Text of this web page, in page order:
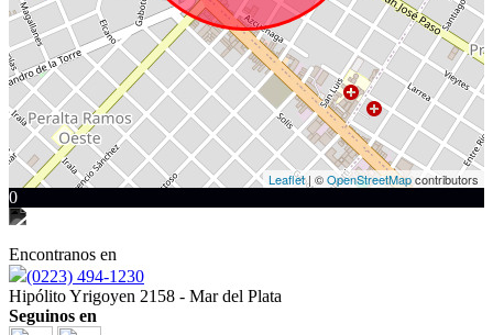
Leaflet| ©OpenStreetMapcontributors
0
Encontranos en
(0223) 494-1230
Hipólito Yrigoyen 2158 - Mar del Plata
Seguinos en